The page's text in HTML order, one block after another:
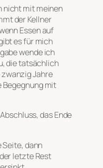
nicht mit meinen
der Kellner
Essen auf
es für mich
wende ich
die tatsächlich
Jahre
Begegnung mit
das Ende
dann
letzte Rest